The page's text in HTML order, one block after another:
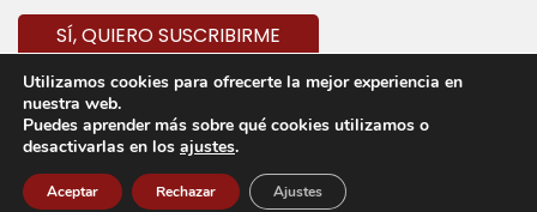
© 2020 Cedecarne - Todos los derechos reservados
Aviso legal Política de privacidad Política de cookies
Utilizamos cookies para ofrecerte la mejor experiencia en
nuestra web.
Puedes aprender más sobre qué cookies utilizamos o
desactivarlas en los ajustes.
Aceptar Rechazar Ajustes